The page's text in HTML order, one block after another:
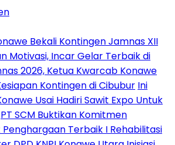
Bekali Kontingen Jamnas XII
Motivasi, Incar Gelar Terbaik di
2026, Ketua Kwarcab Konawe
Kontingen di Cibubur Ini
Usai Hadiri Sawit Expo Untuk
PT SCM Buktikan Komitmen
Penghargaan Terbaik I Rehabilitasi